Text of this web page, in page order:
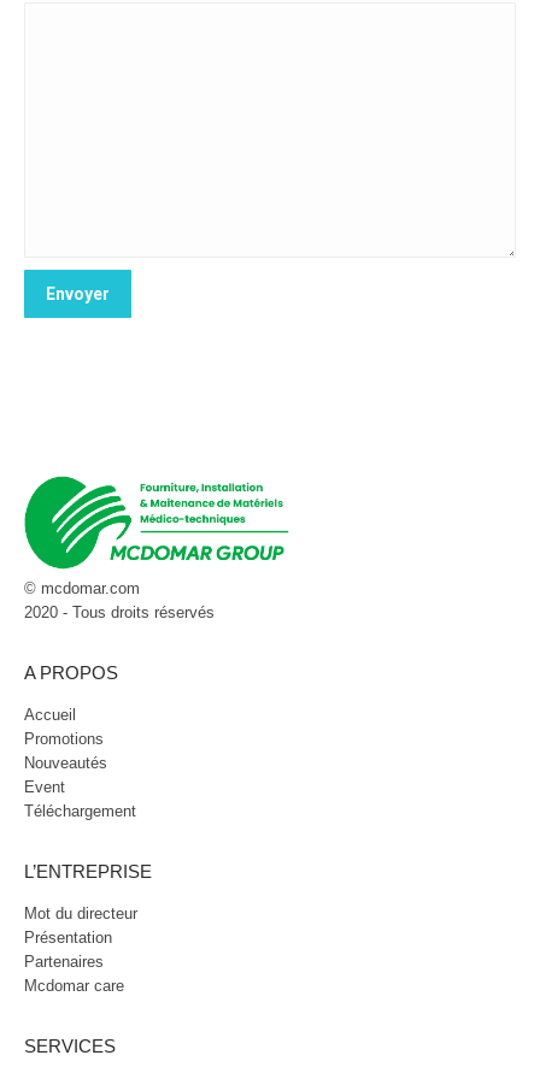
© mcdomar.com
2020 - Tous droits réservés
A PROPOS
Accueil
Promotions
Nouveautés
Event
Téléchargement
L’ENTREPRISE
Mot du directeur
Présentation
Partenaires
Mcdomar care
SERVICES